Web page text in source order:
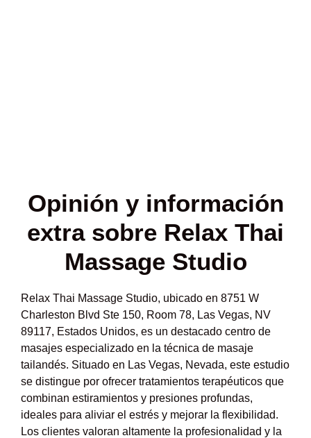
Opinión y información
extra sobre Relax Thai
Massage Studio
Relax Thai Massage Studio, ubicado en 8751 W
Charleston Blvd Ste 150, Room 78, Las Vegas, NV
89117, Estados Unidos, es un destacado centro de
masajes especializado en la técnica de masaje
tailandés. Situado en Las Vegas, Nevada, este estudio
se distingue por ofrecer tratamientos terapéuticos que
combinan estiramientos y presiones profundas,
ideales para aliviar el estrés y mejorar la flexibilidad.
Los clientes valoran altamente la profesionalidad y la